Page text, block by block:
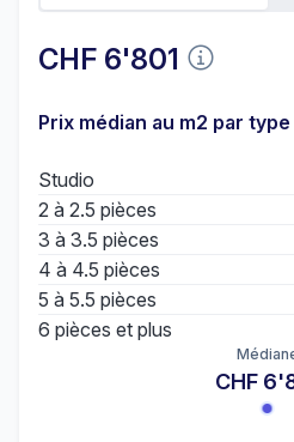
CHF 6'801
Prix médian au m2 par
Studio
2 à 2.5 pièces
3 à 3.5 pièces
4 à 4.5 pièces
5 à 5.5 pièces
6 pièces et plus
CHF